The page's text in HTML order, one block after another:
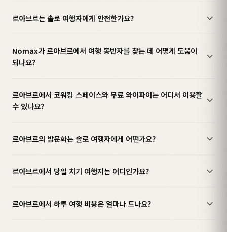
르아브르는 솔로 여행자에게 안전한가요?
Nomax가 르아브르에서 여행 동반자를 찾는 데 어떻게 도움이
되나요?
르아브르에서 코워킹 스페이스와 무료 와이파이는 어디서 이용할
수 있나요?
르아브르의 밤문화는 솔로 여행자에게 어떤가요?
르아브르에서 당일 치기 여행지는 어디인가요?
르아브르에서 하루 여행 비용은 얼마나 드나요?